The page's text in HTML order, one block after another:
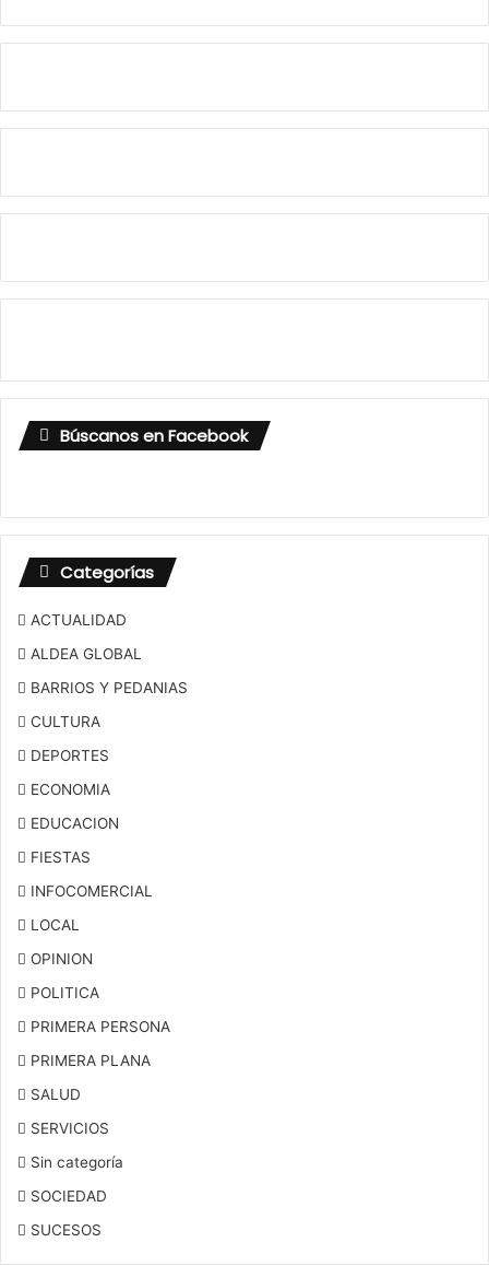
Búscanos en Facebook
Categorías
ACTUALIDAD
ALDEA GLOBAL
BARRIOS Y PEDANIAS
CULTURA
DEPORTES
ECONOMIA
EDUCACION
FIESTAS
INFOCOMERCIAL
LOCAL
OPINION
POLITICA
PRIMERA PERSONA
PRIMERA PLANA
SALUD
SERVICIOS
Sin categoría
SOCIEDAD
SUCESOS